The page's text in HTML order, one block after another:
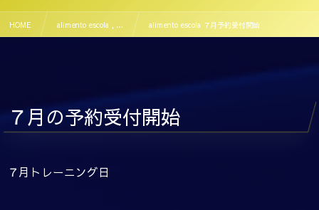
HOME alimento escola , … alimento escola ７月予約受付開始
７月の予約受付開始
７月トレーニング日